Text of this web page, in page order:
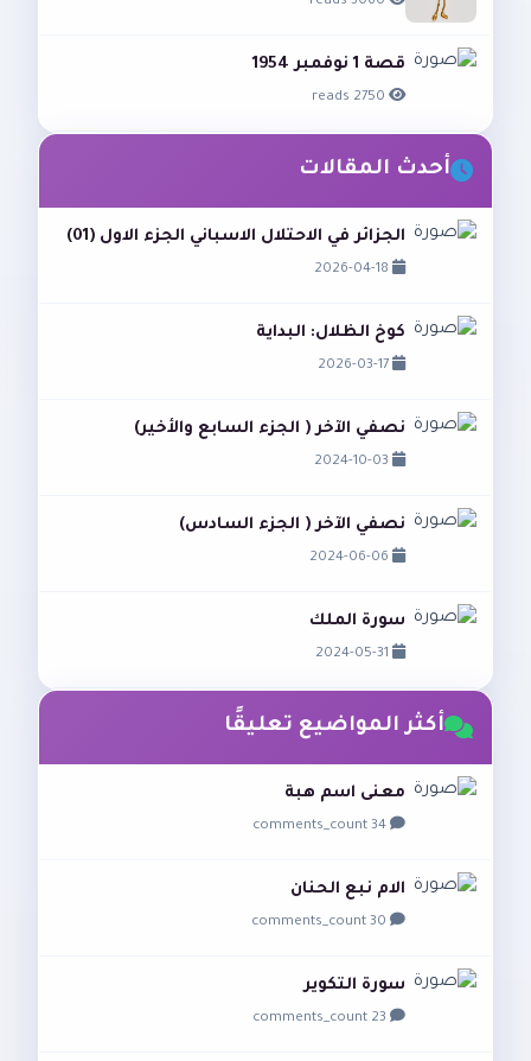
قصة 1 نوفمبر 1954
أحدث المقالات
الجزائر في الاحتلال الاسباني الجزء الاول (01)
كوخ الظلال: البداية
نصفي الآخر ( الجزء السابع والأخير)
نصفي الآخر ( الجزء السادس)
سورة الملك
أكثر المواضيع تعليقًا
معنى اسم هبة
الام نبع الحنان
سورة التكوير